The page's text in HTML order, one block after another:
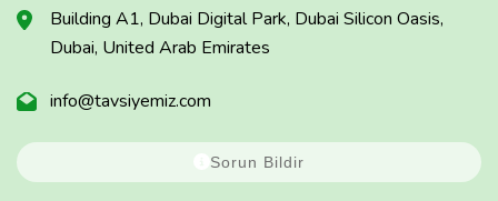
Building A1, Dubai Digital Park, Dubai Silicon Oasis,
Dubai, United Arab Emirates
info@tavsiyemiz.com
Sorun Bildir